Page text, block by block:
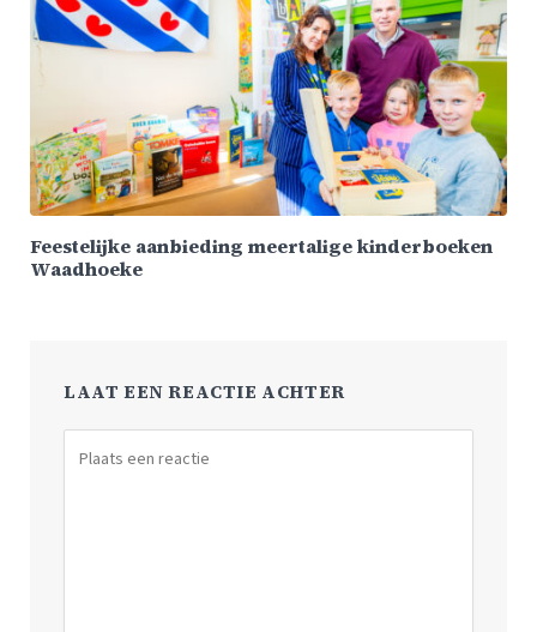
Feestelijke aanbieding meertalige kinderboeken
Waadhoeke
LAAT EEN REACTIE ACHTER